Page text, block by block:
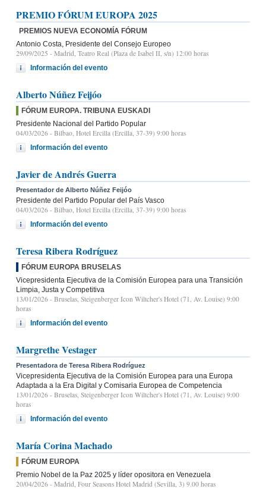
PREMIO FÓRUM EUROPA 2025
PREMIOS NUEVA ECONOMÍA FÓRUM
Antonio Costa, Presidente del Consejo Europeo
29/09/2025 - Madrid, Teatro Real (Plaza de Isabel II, s/n) 12:00 horas
Información del evento
Alberto Núñez Feijóo
FÓRUM EUROPA. TRIBUNA EUSKADI
Presidente Nacional del Partido Popular
04/03/2026 - Bilbao, Hotel Ercilla (Ercilla, 37-39) 9:00 horas
Información del evento
Javier de Andrés Guerra
Presentador de Alberto Núñez Feijóo
Presidente del Partido Popular del País Vasco
04/03/2026 - Bilbao, Hotel Ercilla (Ercilla, 37-39) 9:00 horas
Información del evento
Teresa Ribera Rodríguez
FÓRUM EUROPA BRUSELAS
Vicepresidenta Ejecutiva de la Comisión Europea para una Transición
Limpia, Justa y Competitiva
13/01/2026 - Bruselas, Steigenberger Icon Wiltcher's Hotel (71, Av. Louise) 9:00
horas
Información del evento
Margrethe Vestager
Presentadora de Teresa Ribera Rodríguez
Vicepresidenta Ejecutiva de la Comisión Europea para una Europa
Adaptada a la Era Digital y Comisaria Europea de Competencia
13/01/2026 - Bruselas, Steigenberger Icon Wiltcher's Hotel (71, Av. Louise) 9:00
horas
Información del evento
María Corina Machado
FÓRUM EUROPA
Premio Nobel de la Paz 2025 y líder opositora en Venezuela
20/04/2026 - Madrid, Four Seasons Hotel Madrid (Sevilla, 3) 9.00 horas